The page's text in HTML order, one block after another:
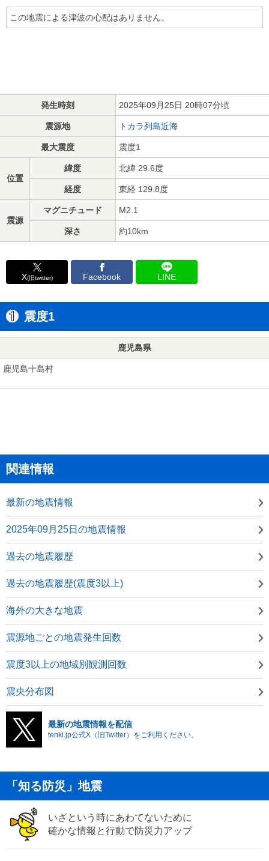
この地震による津波の心配はありません。
発生時刻 2025年09月25日 20時07分頃
震源地 トカラ列島近海
最大震度 震度1
位置
緯度 北緯 29.6度
経度 東経 129.8度
震源
マグニチュード M2.1
深さ 約10km
X(旧twitter) Facebook LINE
震度1
鹿児島県
鹿児島十島村
関連情報
最新の地震情報
2025年09月25日の地震情報
過去の地震履歴
過去の地震履歴(震度3以上)
海外の大きな地震
震源地ごとの地震発生回数
震度3以上の地域別観測回数
震央分布図
最新の地震情報を配信
tenki.jp公式X（旧Twitter）をご利用ください。
「知る防災」地震
いざという時にあわてないために
確かな情報と行動で防災力アップ